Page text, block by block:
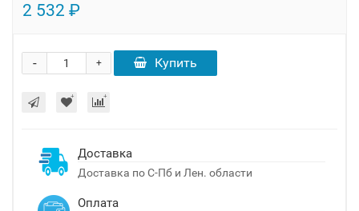
2 532 ₽
+
- Купить
Доставка
Доставка по С-Пб и Лен. области
Оплата